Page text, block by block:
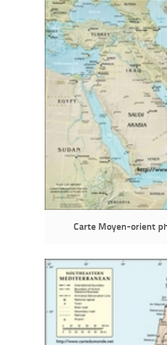
Carte Moyen-orient